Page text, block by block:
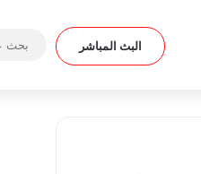
البث المباشر